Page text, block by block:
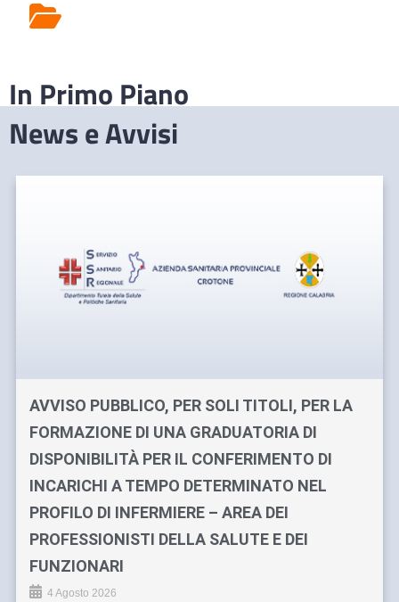
In Primo Piano
News e Avvisi
AVVISO PUBBLICO, PER SOLI TITOLI, PER LA
FORMAZIONE DI UNA GRADUATORIA DI
DISPONIBILITÀ PER IL CONFERIMENTO DI
INCARICHI A TEMPO DETERMINATO NEL
PROFILO DI INFERMIERE – AREA DEI
PROFESSIONISTI DELLA SALUTE E DEI
FUNZIONARI
4 Agosto 2026